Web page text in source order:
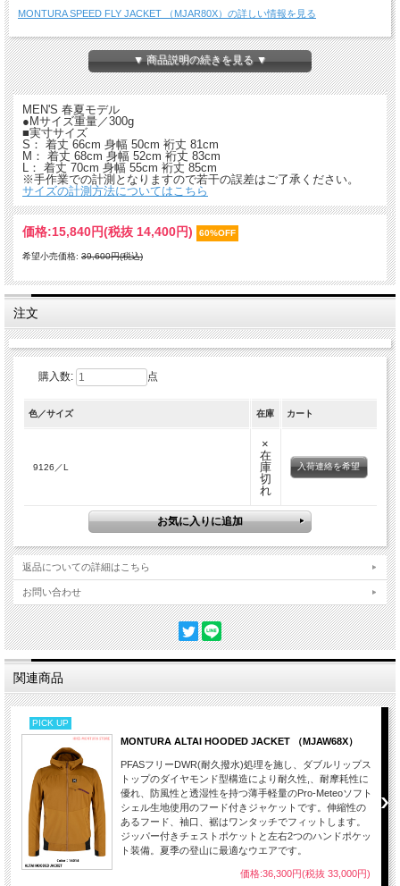
MONTURA SPEED FLY JACKET （MJAR80X）の詳しい情報を見る
【ご注意】
・特価品につき返品・交換はできません。
・店舗でも同時販売しておりますので時間差で完売になる場合がございます。
以上、予めご了承ください。
▼ 商品説明の続きを見る ▼
MEN'S 春夏モデル
●Mサイズ重量／300g
■実寸サイズ
S： 着丈 66cm 身幅 50cm 裄丈 81cm
M： 着丈 68cm 身幅 52cm 裄丈 83cm
L： 着丈 70cm 身幅 55cm 裄丈 85cm
※手作業での計測となりますので若干の誤差はご了承ください。
サイズの計測方法についてはこちら
価格:15,840円(税抜 14,400円) 60%OFF
希望小売価格: 39,600円(税込)
注文
購入数: 点
色／サイズ 在庫 カート
9126／L
×
在
庫
切
れ
入荷連絡を希望
返品についての詳細はこちら
お問い合わせ
関連商品
PICK UP
MONTURA ALTAI HOODED JACKET （MJAW68X）
PFASフリーDWR(耐久撥水)処理を施し、ダブルリップス
トップのダイヤモンド型構造により耐久性,、耐摩耗性に
優れ、防風性と透湿性を持つ薄手軽量のPro-Meteoソフト
シェル生地使用のフード付きジャケットです。伸縮性の
あるフード、袖口、裾はワンタッチでフィットします。
ジッパー付きチェストポケットと左右2つのハンドポケッ
ト装備。夏季の登山に最適なウエアです。
価格:36,300円(税抜 33,000円)